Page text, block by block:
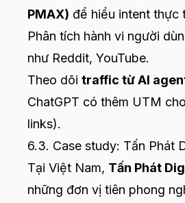
PMAX) để hiểu intent thực
Phân tích hành vi người
như Reddit, YouTube.
Theo dõi traffic từ AI
ChatGPT có thêm UTM
links).
6.3. Case study: Tấn Phát
Tại Việt Nam, Tấn Phát
những đơn vị tiên phong